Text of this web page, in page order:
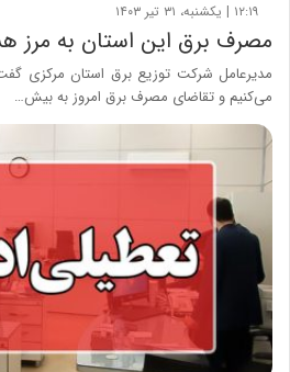
۱۲:۱۹ | یکشنبه، ۳۱ تیر ۱۴۰۳
مصرف برق این استان به مرز
مدیرعامل شرکت توزیع برق استان مرکزی
می‌کنیم و تقاضای مصرف برق امروز به بیش…